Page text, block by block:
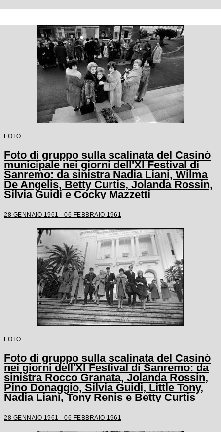
FOTO
Foto di gruppo sulla scalinata del Casinò
municipale nei giorni dell'XI Festival di
Sanremo: da sinistra Nadia Liani, Wilma
De Angelis, Betty Curtis, Jolanda Rossin,
Silvia Guidi e Cocky Mazzetti
28 GENNAIO 1961 - 06 FEBBRAIO 1961
FOTO
Foto di gruppo sulla scalinata del Casinò
nei giorni dell'XI Festival di Sanremo: da
sinistra Rocco Granata, Jolanda Rossin,
Pino Donaggio, Silvia Guidi, Little Tony,
Nadia Liani, Tony Renis e Betty Curtis
28 GENNAIO 1961 - 06 FEBBRAIO 1961